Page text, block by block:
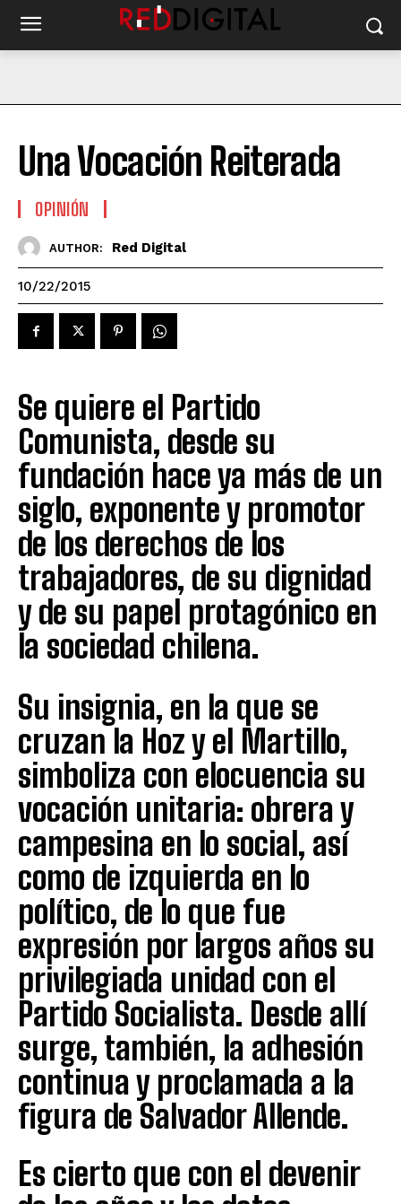
Una Vocación Reiterada
OPINIÓN
AUTHOR: Red Digital
10/22/2015
Se quiere el Partido
Comunista, desde su
fundación hace ya más de un
siglo, exponente y promotor
de los derechos de los
trabajadores, de su dignidad
y de su papel protagónico en
la sociedad chilena.
Su insignia, en la que se
cruzan la Hoz y el Martillo,
simboliza con elocuencia su
vocación unitaria: obrera y
campesina en lo social, así
como de izquierda en lo
político, de lo que fue
expresión por largos años su
privilegiada unidad con el
Partido Socialista. Desde allí
surge, también, la adhesión
continua y proclamada a la
figura de Salvador Allende.
Es cierto que con el devenir